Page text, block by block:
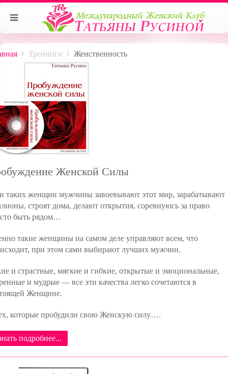
Тренинги Женственность
Женской Силы
таких женщин мужчины завоевывают этот мир, зарабатывают
строят дома, делают открытия, соревнуюсь за право
быть рядом…
такие женщины на самом деле управляют всем, что
при этом сами выбирают лучших мужчин.
и страстные, мягкие и гибкие, открытые и эмоциональные,
и мудрые — все эти качества легко сочетаются в
Женщине.
которые пробудили свою Женскую силу….
подробнее...